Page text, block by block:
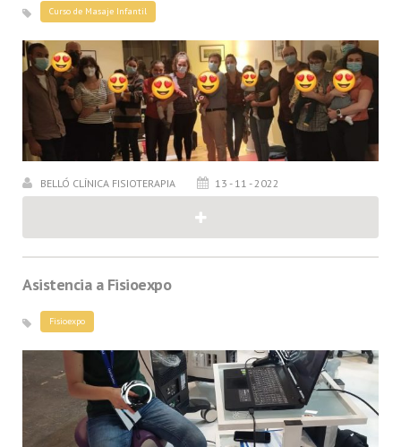
Curso de Masaje Infantil
BELLÓ CLÍNICA FISIOTERAPIA 13 - 11 - 2022
Asistencia a Fisioexpo
Fisioexpo